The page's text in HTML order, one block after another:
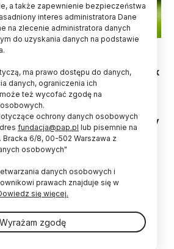
i opisali nieznany dotąd gatunek
w nosie żubra. Autorzy
z Uniwersytetu Gdańskiego i
Wiejskiego w
że badania parazytofauny
zagrożonym mają
w czasopiśmie
for Parasitology: Parasites
a także zapewnienie bezpieczeństwa
interes administratora Dane
na zlecenie administratora danych
do uzyskania danych na podstawie
ma prawo dostępu do danych,
danych, ograniczenia ich
też wycofać zgodę na
ochrony danych osobowych
fundacja@pap.pl lub pisemnie na
Bracka 6/8, 00-502 Warszawa z
osobowych"
danych osobowych i
prawach znajduje się w
się więcej.
Wyrażam zgodę